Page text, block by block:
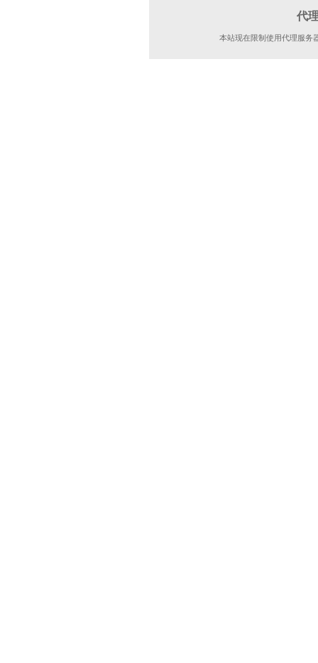
代
本站现在限制使用代理服务